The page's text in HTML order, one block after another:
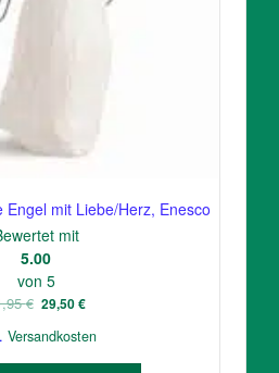
Engel mit Liebe/Herz, Enesco
mit
5.00
von 5
€ Ursprünglicher
war:
31,95 €
29,50€Aktueller
ist:
29,50 €.
Versandkosten